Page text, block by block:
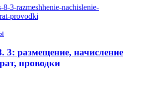
3: размещение, начисление
проводки